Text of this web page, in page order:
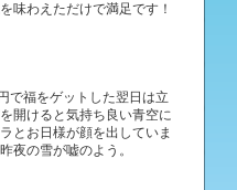
味わえただけで満足です！
で福をゲットした翌日は立
開けると気持ち良い青空に
とお日様が顔を出していま
夜の雪が嘘のよう。